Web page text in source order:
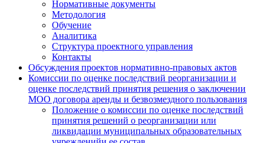
Нормативные документы
Методология
Обучение
Аналитика
Структура проектного управления
Контакты
Обсуждения проектов нормативно-правовых актов
Комиссии по оценке последствий реорганизации и
оценке последствий принятия решения о заключении
МОО договора аренды и безвозмездного пользования
Положение о комиссии по оценке последствий
принятия решений о реорганизации или
ликвидации муниципальных образовательных